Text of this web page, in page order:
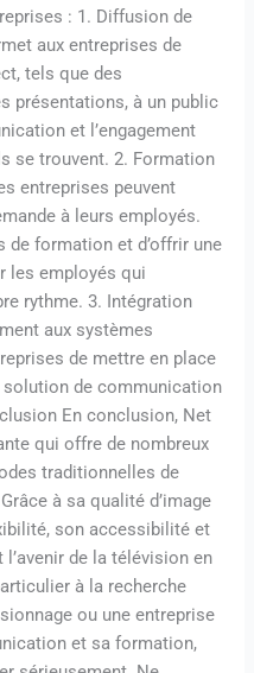
: 1. Diffusion de
aux entreprises de
tels que des
présentations, à un public
et l’engagement
se trouvent. 2. Formation
entreprises peuvent
à leurs employés.
de formation et d’offrir une
les employés qui
rythme. 3. Intégration
aux systèmes
de mettre en place
de communication
En conclusion, Net
qui offre de nombreux
traditionnelles de
à sa qualité d’image
son accessibilité et
de la télévision en
à la recherche
ou une entreprise
et sa formation,